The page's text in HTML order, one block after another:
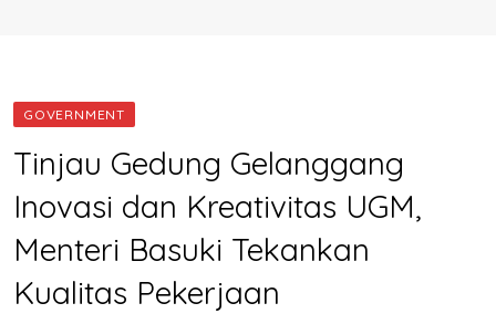
GOVERNMENT
Tinjau Gedung Gelanggang
Inovasi dan Kreativitas UGM,
Menteri Basuki Tekankan
Kualitas Pekerjaan